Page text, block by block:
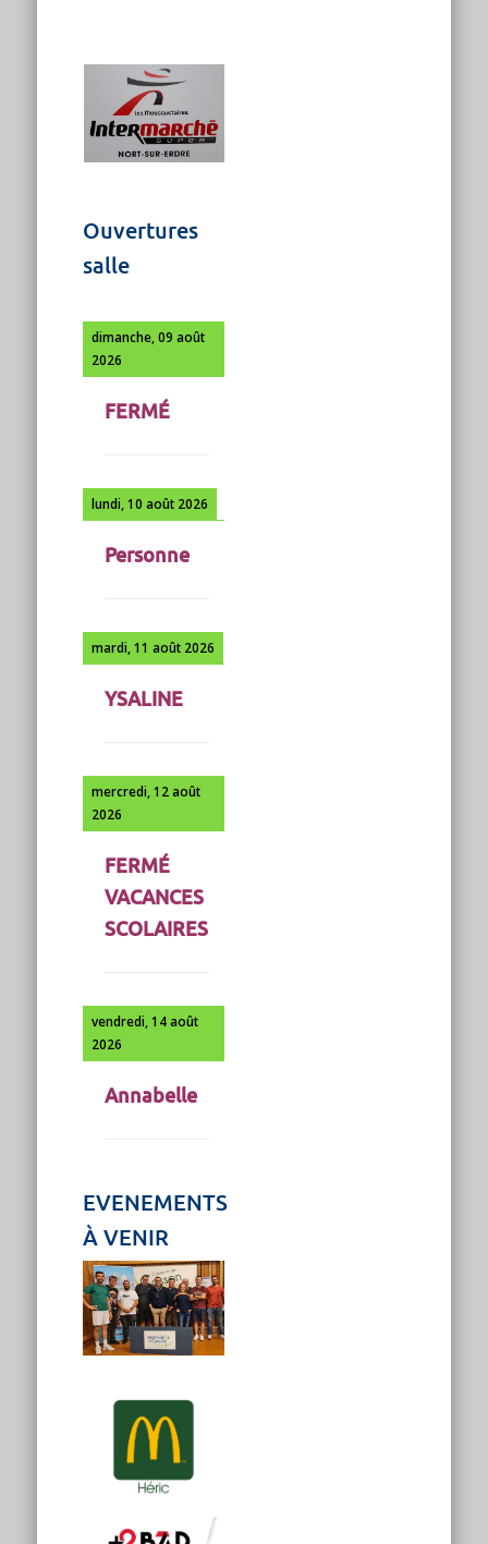
Ouvertures
salle
dimanche, 09 août
2026
FERMÉ
lundi, 10 août 2026
Personne
mardi, 11 août 2026
YSALINE
mercredi, 12 août
2026
FERMÉ
VACANCES
SCOLAIRES
vendredi, 14 août
2026
Annabelle
EVENEMENTS
À VENIR